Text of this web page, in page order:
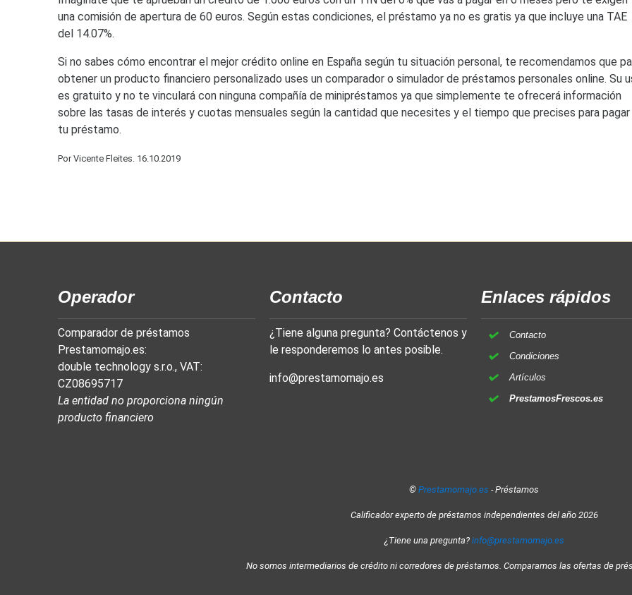
una comisión de apertura de 60 euros. Según estas condiciones, el préstamo ya no es gratis ya que incluye una TAE
del 14.07%.
Si no sabes cómo encontrar el mejor crédito online en España según tu situación personal, te recomendamos que
obtener un producto financiero personalizado uses un comparador o simulador de préstamos personales online. Su
es gratuito y no te vinculará con ninguna compañía de minipréstamos ya que simplemente te ofrecerá información
sobre las tasas de interés y cuotas mensuales según la cantidad que necesites y el tiempo que precises para pagar
tu préstamo.
Por Vicente Fleites. 16.10.2019
Operador
Comparador de préstamos
Prestamomajo.es:
double technology s.r.o., VAT:
CZ08695717
La entidad no proporciona ningún
producto financiero
Contacto
¿Tiene alguna pregunta? Contáctenos y
le responderemos lo antes posible.
info@prestamomajo.es
Enlaces rápidos
Contacto
Condiciones
Artículos
PrestamosFrescos.es
© Prestamomajo.es - Préstamos
Calificador experto de préstamos independientes del año 2026
¿Tiene una pregunta? info@prestamomajo.es
No somos intermediarios de crédito ni corredores de préstamos. Comparamos las ofertas de